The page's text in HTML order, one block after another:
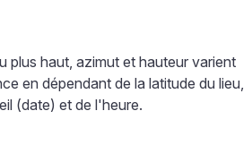
plus haut, azimut et hauteur varient
en dépendant de la latitude du lieu,
(date) et de l'heure.